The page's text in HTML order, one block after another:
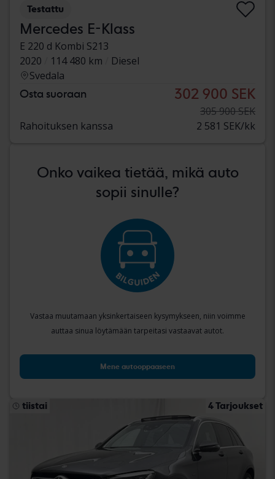
Testattu
Mercedes E-Klass
E 220 d Kombi S213
2020
114 480 km
Diesel
Svedala
Osta suoraan 302 900 SEK
305 900 SEK
Rahoituksen kanssa
2 581 SEK/kk
Onko vaikea tietää, mikä auto
sopii sinulle?
Vastaa muutamaan yksinkertaiseen kysymykseen, niin voimme
auttaa sinua löytämään tarpeitasi vastaavat autot.
Mene autooppaaseen
tiistai 4 Tarjoukset